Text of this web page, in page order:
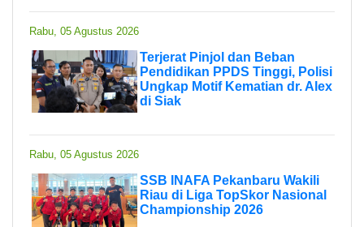
Rabu, 05 Agustus 2026
Terjerat Pinjol dan Beban
Pendidikan PPDS Tinggi, Polisi
Ungkap Motif Kematian dr. Alex
di Siak
Rabu, 05 Agustus 2026
SSB INAFA Pekanbaru Wakili
Riau di Liga TopSkor Nasional
Championship 2026